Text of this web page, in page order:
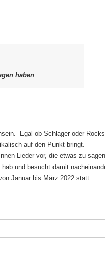
haben
Egal ob Schlager oder
auf den Punkt bringt.
Lieder vor, die etwas zu sagen
und besucht damit
Januar bis März 2022 statt